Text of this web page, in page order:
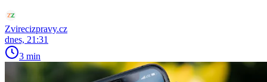
Zvirecizpravy.cz
dnes, 21:31
3 min